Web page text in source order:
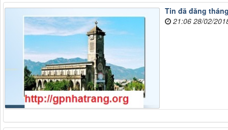
Tin đã đăng
21:06 28/02/